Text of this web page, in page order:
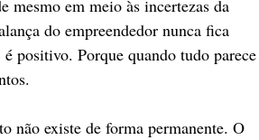
mesmo em meio às incertezas da
do empreendedor nunca fica
positivo. Porque quando tudo parece
não existe de forma permanente. O